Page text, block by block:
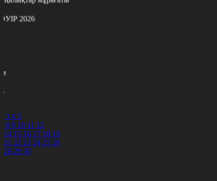
2026
3 4 5
8 9 10 11 12
14 15 16 17 18 19
21 22 23 24 25 26
28 29 30